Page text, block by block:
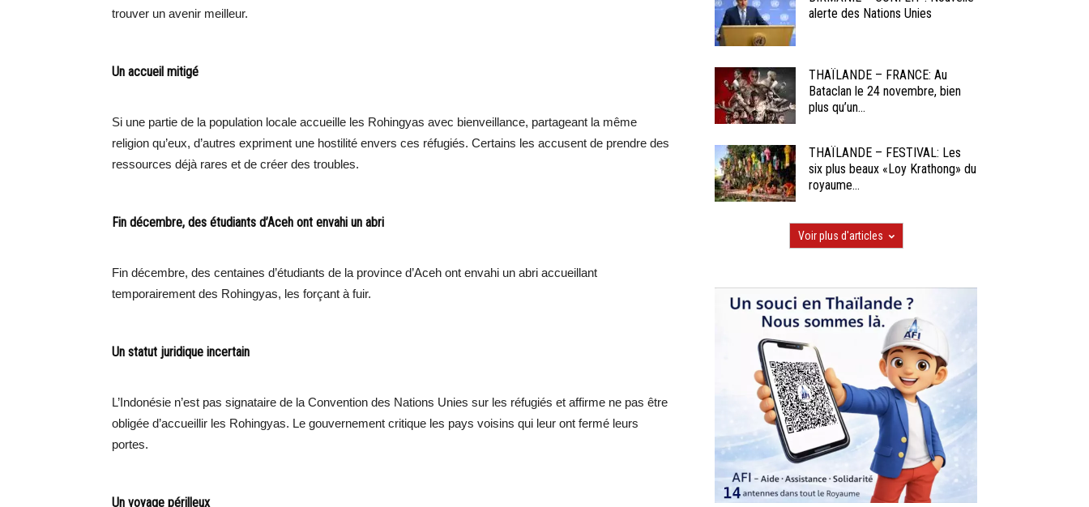
trouver un avenir meilleur.
Un accueil mitigé
Si une partie de la population locale accueille les Rohingyas avec bienveillance, partageant la même
religion qu’eux, d’autres expriment une hostilité envers ces réfugiés. Certains les accusent de prendre des
ressources déjà rares et de créer des troubles.
Fin décembre, des étudiants d’Aceh ont envahi un abri
Fin décembre, des centaines d’étudiants de la province d’Aceh ont envahi un abri accueillant
temporairement des Rohingyas, les forçant à fuir.
Un statut juridique incertain
L’Indonésie n’est pas signataire de la Convention des Nations Unies sur les réfugiés et affirme ne pas être
obligée d’accueillir les Rohingyas. Le gouvernement critique les pays voisins qui leur ont fermé leurs
portes.
Un voyage périlleux
alerte des Nations Unies
THAÏLANDE – FRANCE: Au
Bataclan le 24 novembre, bien
plus qu’un...
THAÏLANDE – FESTIVAL: Les
six plus beaux «Loy Krathong» du
royaume...
Voir plus d'articles